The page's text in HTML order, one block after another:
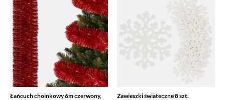
Łańcuch choinkowy 6m czerwony,
Zawieszki świateczne 8 szt.